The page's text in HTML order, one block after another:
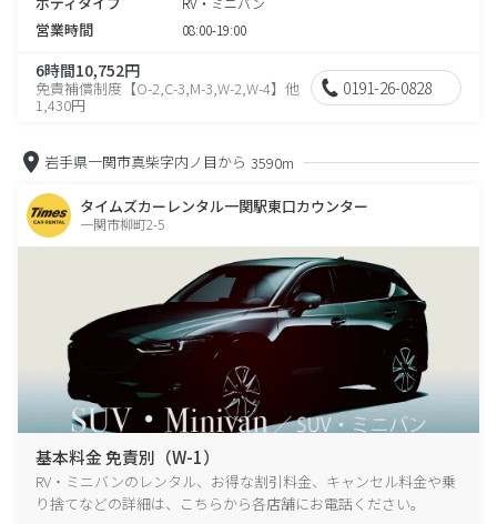
営業時間 08:00-19:00
6時間10,752円
免責補償制度【O-2,C-3,M-3,W-2,W-4】他
1,430円
0191-26-0828
岩手県一関市真柴字内ノ目から 3590m
タイムズカーレンタル一関駅東口カウンター
一関市柳町2-5
基本料金 免責別（W-1）
RV・ミニバンのレンタル、お得な割引料金、キャンセル料金や乗
り捨てなどの詳細は、こちらから各店舗にお電話ください。